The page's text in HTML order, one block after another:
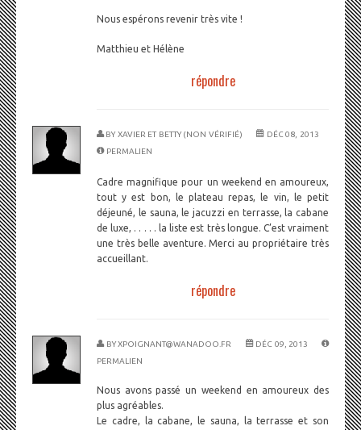
Nous espérons revenir très vite !
Matthieu et Hélène
répondre
BY XAVIER ET BETTY (NON VÉRIFIÉ)
DÉC 08, 2013
PERMALIEN
Cadre magnifique pour un weekend en amoureux,
tout y est bon, le plateau repas, le vin, le petit
déjeuné, le sauna, le jacuzzi en terrasse, la cabane
de luxe, . . . . . la liste est très longue. C’est vraiment
une très belle aventure. Merci au propriétaire très
accueillant.
répondre
BYXPOIGNANT@WANADOO.FR
DÉC 09, 2013
PERMALIEN
Nous avons passé un weekend en amoureux des
plus agréables.
Le cadre, la cabane, le sauna, la terrasse et son